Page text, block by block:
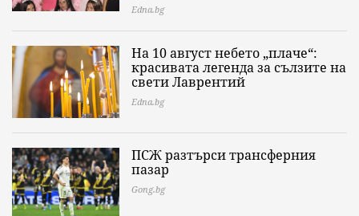
Edna.bg
На 10 август небето „плаче“:
красивата легенда за сълзите на
свети Лаврентий
Edna.bg
ПСЖ разтърси трансферния
пазар
Gong.bg